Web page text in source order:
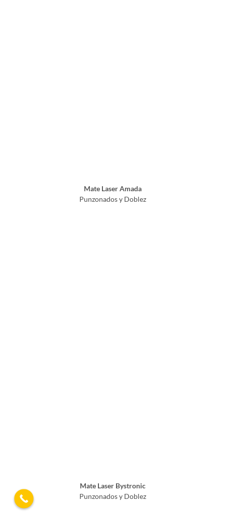
Mate Laser Amada
Punzonados y Doblez
Mate Laser Bystronic
Punzonados y Doblez